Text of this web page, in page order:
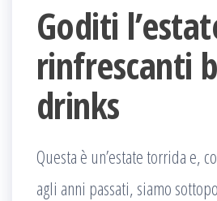
Goditi
rinfrescanti
drinks
Questa è un’estate torrida e,
agli anni passati, siamo